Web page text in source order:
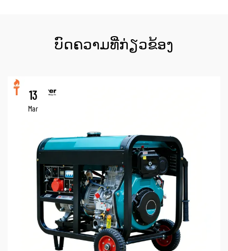
ບົດຄວາມທີ່ກ່ຽວຂ້ອງ
13
Mar